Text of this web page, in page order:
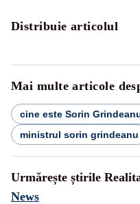
Distribuie articolul
Mai multe articole
cine este Sorin
ministrul sorin grindeanu
Urmărește știrile
News